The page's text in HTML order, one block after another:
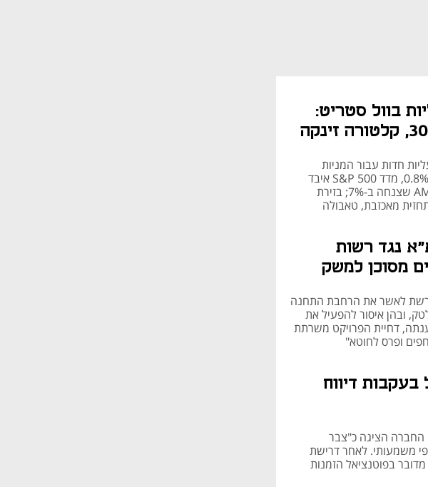
בוול סטריט:
טאבולה וסולאראדג' צנחו בכ-30%, קלטורה זינקה
חדות עבור המניות
הישראליות: דאו ג'ונס עלה ב-0.5%, נאסד"ק ירד ב-0.8%, מדד S&P 500 איבד
0.2%; בלטו במסחר: ספייסX שנפלה ב-13.6% ו-AMD שצנחה ב-7%; בזירת
מאכזבת, טאבולה
נגד רשות
דוראד 2 - תקדים מסוכן למשק
תחנת הכוח דורשת לאשר את הרחבת התחנה
אדלטק, ובהן איסור להפעיל את
דחיית הפרויקט משרתת
ופרס לחוטא"
550 אלף שקל בעקבות דיווח
החברה הציגה כ"צבר
משמעותי. לאחר דרישת
בפוטנציאל הזמנות